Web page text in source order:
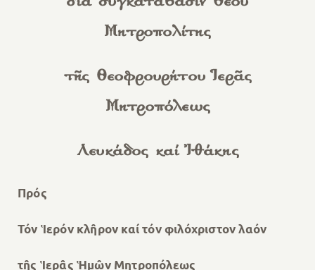
Μητροπολίτης
τῆς Θεοφρουρήτου Ἱερᾶς
Μητροπόλεως
Λευκάδος καί Ἰθάκης
Πρός
Τόν Ἱερόν κλῆρον καί τόν φιλόχριστον λαόν
τῆς Ἱερᾶς Ἡμῶν Μητροπόλεως